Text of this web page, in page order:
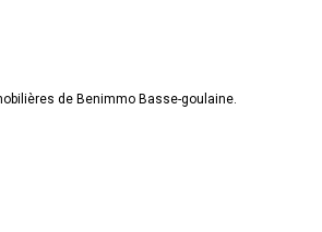
de Benimmo Basse-goulaine.